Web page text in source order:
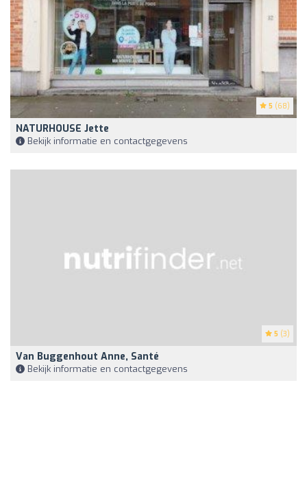
5 (68)
NATURHOUSE Jette
Bekijk informatie en contactgegevens
5 (3)
Van Buggenhout Anne, Santé
Bekijk informatie en contactgegevens